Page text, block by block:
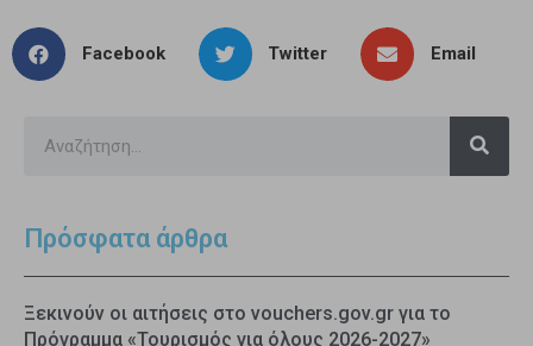
Facebook Twitter Email
Πρόσφατα άρθρα
Ξεκινούν οι αιτήσεις στο vouchers.gov.gr για το
Πρόγραμμα «Τουρισμός για όλους 2026-2027»